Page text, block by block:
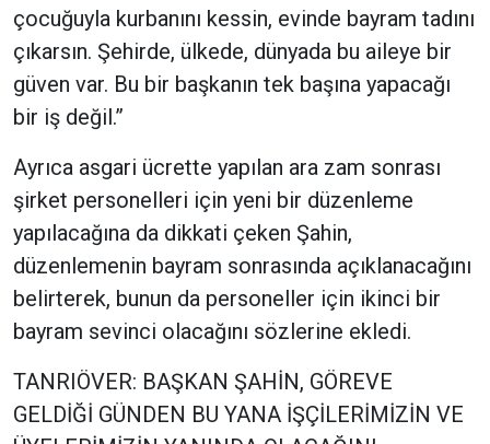
çocuğuyla kurbanını kessin, evinde bayram tadını
çıkarsın. Şehirde, ülkede, dünyada bu aileye bir
güven var. Bu bir başkanın tek başına yapacağı
bir iş değil.”
Ayrıca asgari ücrette yapılan ara zam sonrası
şirket personelleri için yeni bir düzenleme
yapılacağına da dikkati çeken Şahin,
düzenlemenin bayram sonrasında açıklanacağını
belirterek, bunun da personeller için ikinci bir
bayram sevinci olacağını sözlerine ekledi.
TANRIÖVER: BAŞKAN ŞAHİN, GÖREVE
GELDİĞİ GÜNDEN BU YANA İŞÇİLERİMİZİN VE